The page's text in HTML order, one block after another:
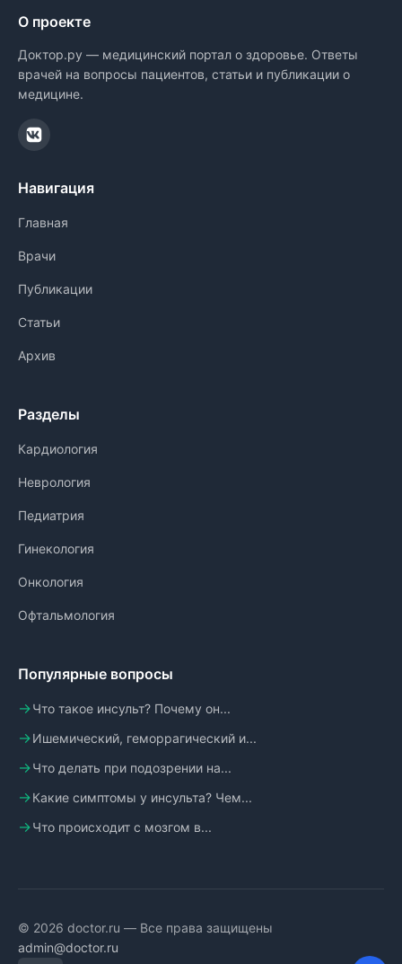
О проекте
Доктор.ру — медицинский портал о здоровье. Ответы
врачей на вопросы пациентов, статьи и публикации о
медицине.
Навигация
Главная
Врачи
Публикации
Статьи
Архив
Разделы
Кардиология
Неврология
Педиатрия
Гинекология
Онкология
Офтальмология
Популярные вопросы
Что такое инсульт? Почему он...
Ишемический, геморрагический и...
Что делать при подозрении на...
Какие симптомы у инсульта? Чем...
Что происходит с мозгом в...
© 2026 doctor.ru — Все права защищены
admin@doctor.ru